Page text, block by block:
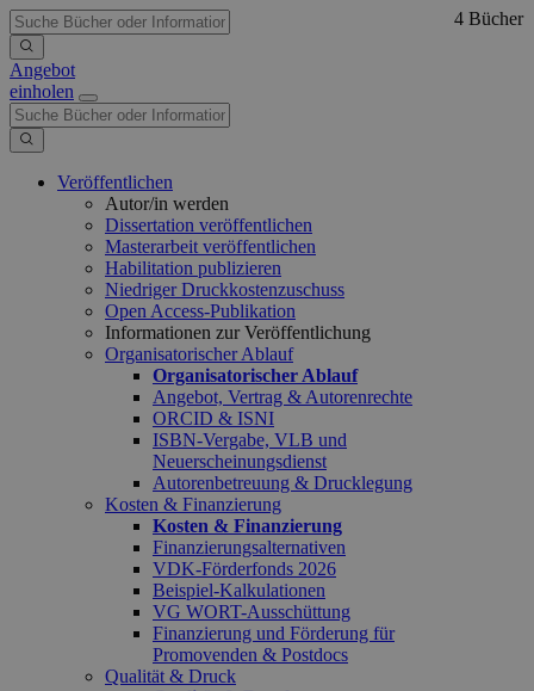
Angebot
einholen
Veröffentlichen
Autor/in werden
Dissertation veröffentlichen
Masterarbeit veröffentlichen
Habilitation publizieren
Niedriger Druckkostenzuschuss
Open Access-Publikation
Informationen zur Veröffentlichung
Organisatorischer Ablauf
Organisatorischer Ablauf
Angebot, Vertrag & Autorenrechte
ORCID & ISNI
ISBN-Vergabe, VLB und
Neuerscheinungsdienst
Autorenbetreuung & Drucklegung
Kosten & Finanzierung
Kosten & Finanzierung
Finanzierungsalternativen
VDK-Förderfonds 2026
Beispiel-Kalkulationen
VG WORT-Ausschüttung
Finanzierung und Förderung für
Promovenden & Postdocs
Qualität & Druck
4 Bücher